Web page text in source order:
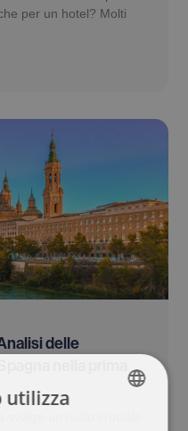
per un hotel? Molti
delle
svolge un ruolo cruciale
utilizza